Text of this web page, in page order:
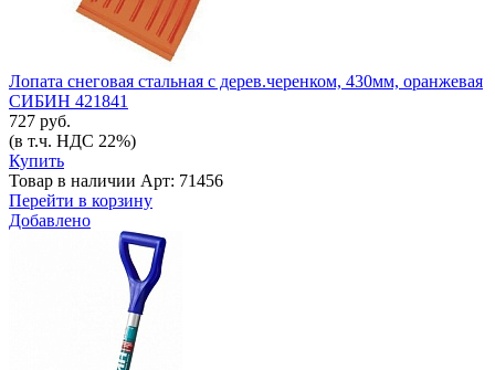
Лопата снеговая стальная с дерев.черенком, 430мм, оранжевая
СИБИН 421841
727 руб.
(в т.ч. НДС 22%)
Купить
Товар в наличии Арт: 71456
Перейти в корзину
Добавлено